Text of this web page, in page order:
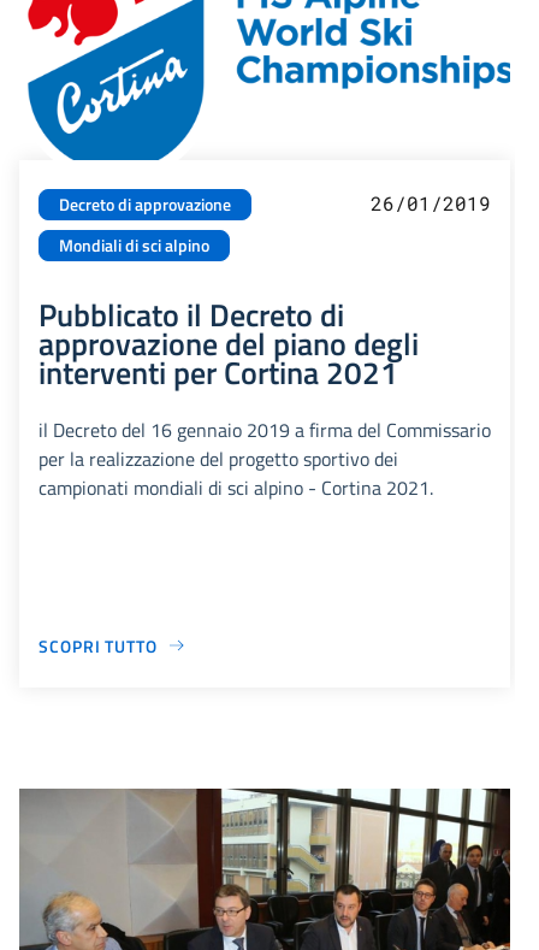
Decreto di approvazione
Mondiali di sci alpino
26/01/2019
Pubblicato il Decreto di
approvazione del piano degli
interventi per Cortina 2021
il Decreto del 16 gennaio 2019 a firma del Commissario
per la realizzazione del progetto sportivo dei
campionati mondiali di sci alpino - Cortina 2021.
SCOPRI TUTTO